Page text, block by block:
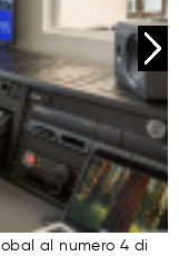
al numero 4 di